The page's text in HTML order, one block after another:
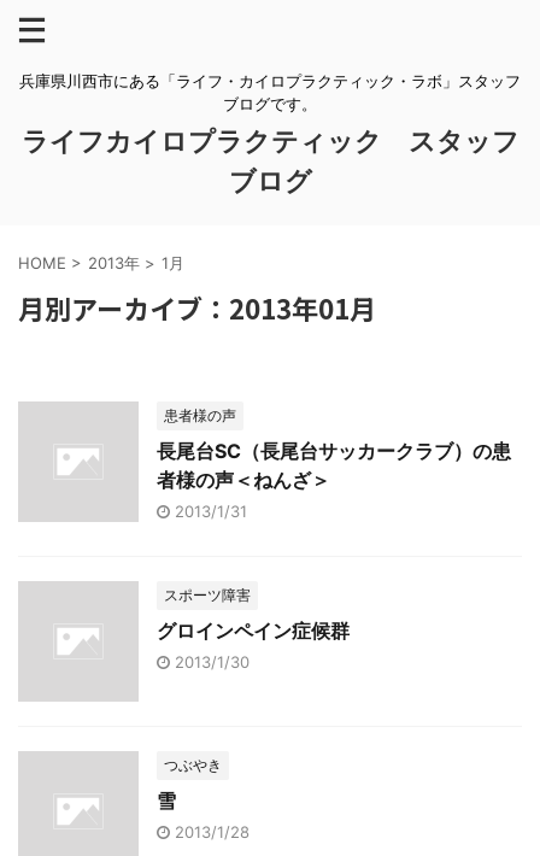
兵庫県川西市にある「ライフ・カイロプラクティック・ラボ」スタッフ
ブログです。
ライフカイロプラクティック スタッフ
ブログ
HOME > 2013年 > 1月
月別アーカイブ：2013年01月
患者様の声
長尾台SC（長尾台サッカークラブ）の患
者様の声＜ねんざ＞
2013/1/31
スポーツ障害
グロインペイン症候群
2013/1/30
つぶやき
雪
2013/1/28